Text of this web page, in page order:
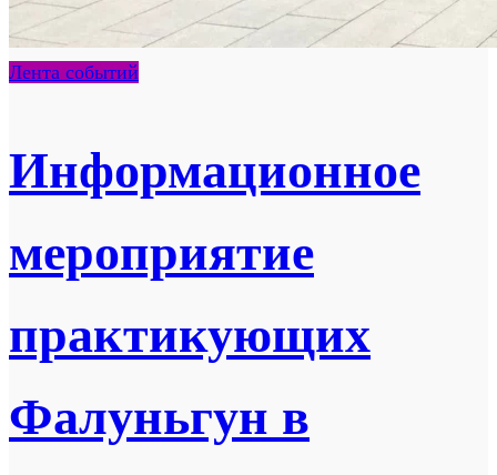
Лента событий
Информационное
мероприятие
практикующих
Фалуньгун в